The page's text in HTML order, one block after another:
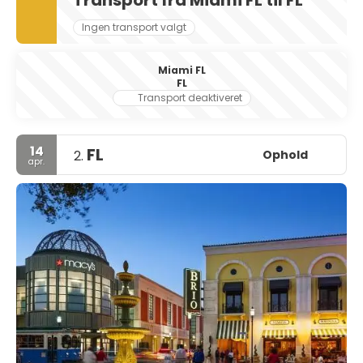
Ingen transport valgt
Miami FL
FL
Transport deaktiveret
14
apr. 2. FL Ophold